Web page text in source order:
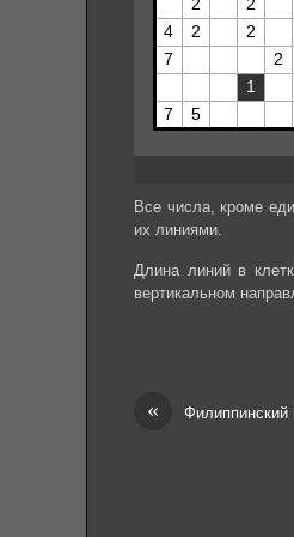
Все числа, кроме
их линиями.
Длина линий в
вертикальном
« Филиппинский